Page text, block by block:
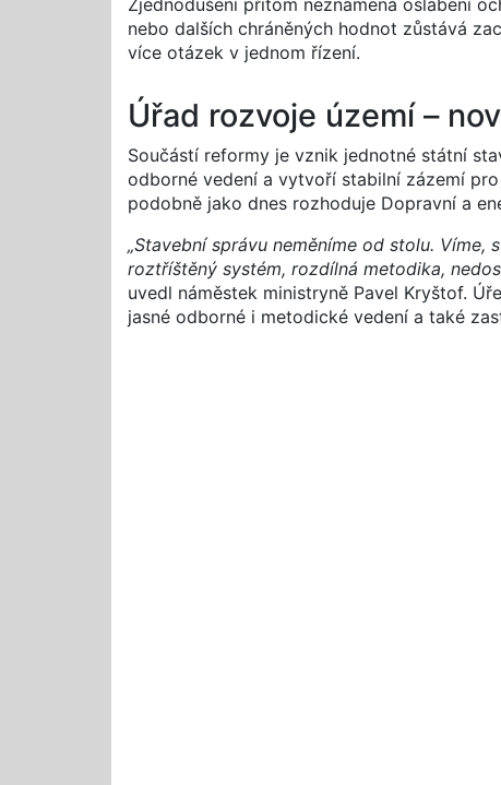
Zjednodušení přitom neznamená oslabení
nebo dalších chráněných hodnot zůstává
více otázek v jednom řízení.
Úřad rozvoje území –
Součástí reformy je vznik jednotné státní
odborné vedení a vytvoří stabilní zázemí
podobně jako dnes rozhoduje Dopravní a
„Stavební správu neměníme od stolu.
roztříštěný systém, rozdílná metodika,
uvedl náměstek ministryně Pavel Kryštof.
jasné odborné i metodické vedení a také